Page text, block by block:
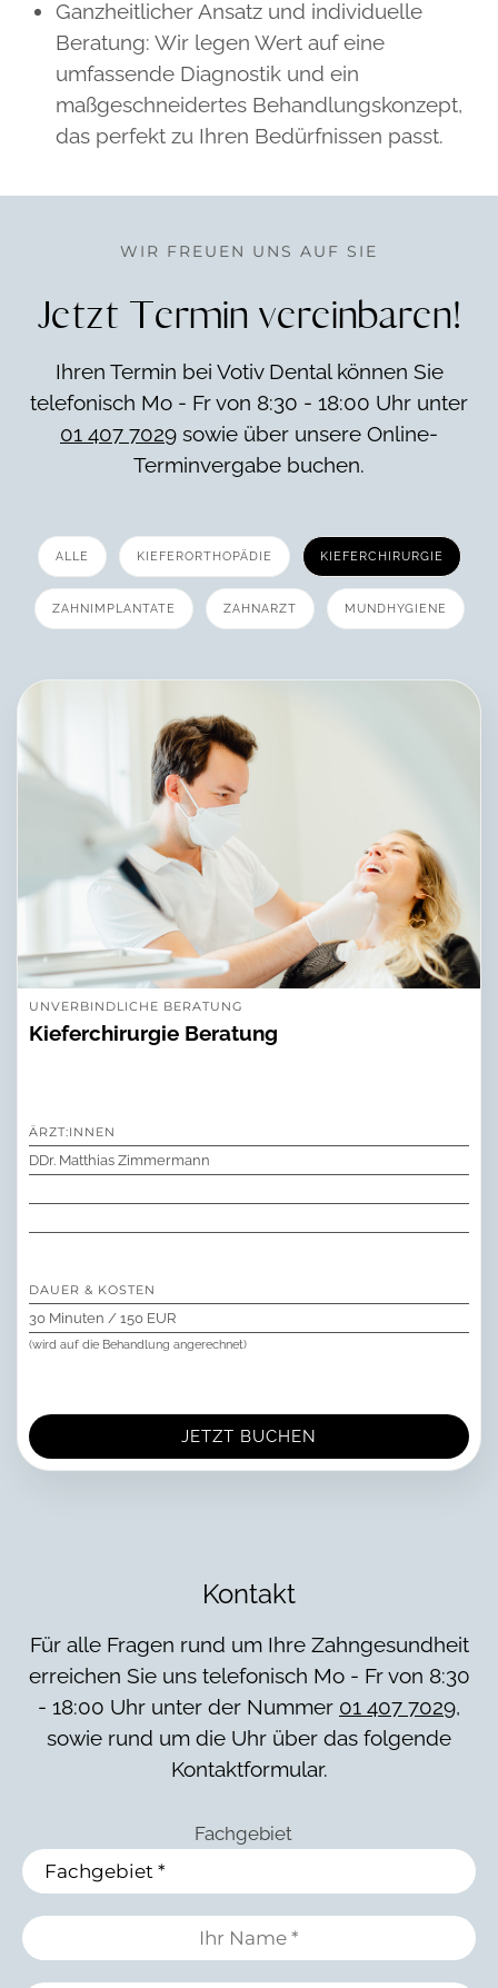
Ganzheitlicher Ansatz und individuelle
Beratung: Wir legen Wert auf eine
umfassende Diagnostik und ein
maßgeschneidertes Behandlungskonzept,
das perfekt zu Ihren Bedürfnissen passt.
WIR FREUEN UNS AUF SIE
Jetzt Termin vereinbaren!
Ihren Termin bei Votiv Dental können Sie
telefonisch Mo - Fr von 8:30 - 18:00 Uhr unter
01 407 7029 sowie über unsere Online-
Terminvergabe buchen.
ALLE KIEFERORTHOPÄDIE KIEFERCHIRURGIE
ZAHNIMPLANTATE ZAHNARZT MUNDHYGIENE
UNVERBINDLICHE BERATUNG
Kieferchirurgie Beratung
ÄRZT:INNEN
DDr. Matthias Zimmermann
DAUER & KOSTEN
30 Minuten / 150 EUR
(wird auf die Behandlung angerechnet)
JETZT BUCHEN
Kontakt
Für alle Fragen rund um Ihre Zahngesundheit
erreichen Sie uns telefonisch Mo - Fr von 8:30
- 18:00 Uhr unter der Nummer 01 407 7029,
sowie rund um die Uhr über das folgende
Kontaktformular.
Fachgebiet